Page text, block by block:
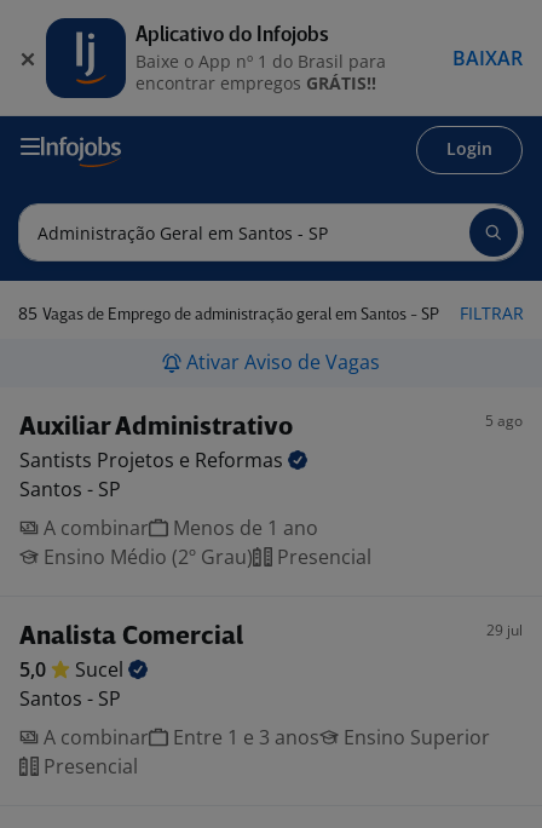
Login
85 Vagas de Emprego de administração geral em Santos - SP FILTRAR
Ativar Aviso de Vagas
Auxiliar Administrativo 5 ago
Santists Projetos e Reformas
Santos - SP
A combinar
Menos de 1 ano
Ensino Médio (2º Grau)
Presencial
Analista Comercial 29 jul
5,0
Sucel
Santos - SP
A combinar
Entre 1 e 3 anos
Ensino Superior
Presencial
Aplicativo do Infojobs
Baixe o App nº 1 do Brasil para
encontrar empregos GRÁTIS!!
BAIXAR